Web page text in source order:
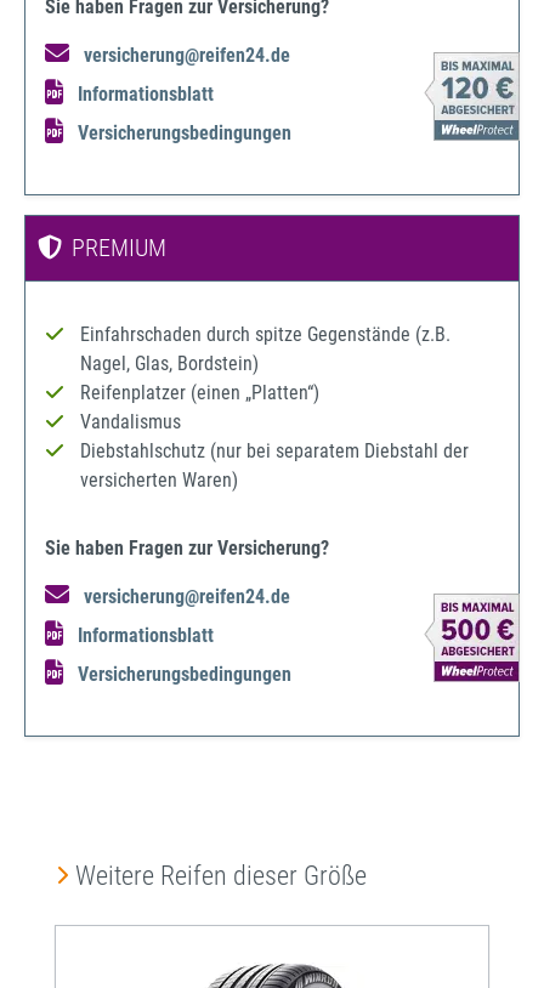
Sie haben Fragen zur Versicherung?
versicherung@reifen24.de
Informationsblatt
Versicherungsbedingungen
PREMIUM
Einfahrschaden durch spitze Gegenstände (z.B.
Nagel, Glas, Bordstein)
Reifenplatzer (einen „Platten“)
Vandalismus
Diebstahlschutz (nur bei separatem Diebstahl der
versicherten Waren)
Sie haben Fragen zur Versicherung?
versicherung@reifen24.de
Informationsblatt
Versicherungsbedingungen
Produktgalerie überspringen
Weitere Reifen dieser Größe